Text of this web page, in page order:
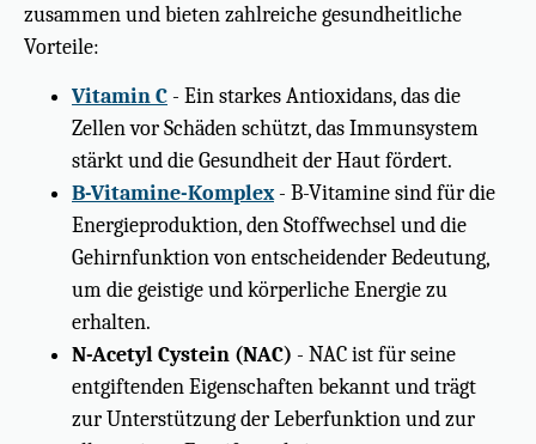
zusammen und bieten zahlreiche gesundheitliche
Vorteile:
Vitamin C - Ein starkes Antioxidans, das die
Zellen vor Schäden schützt, das Immunsystem
stärkt und die Gesundheit der Haut fördert.
B-Vitamine-Komplex- B-Vitamine sind für die
Energieproduktion, den Stoffwechsel und die
Gehirnfunktion von entscheidender Bedeutung,
um die geistige und körperliche Energie zu
erhalten.
N-Acetyl Cystein (NAC) - NAC ist für seine
entgiftenden Eigenschaften bekannt und trägt
zur Unterstützung der Leberfunktion und zur